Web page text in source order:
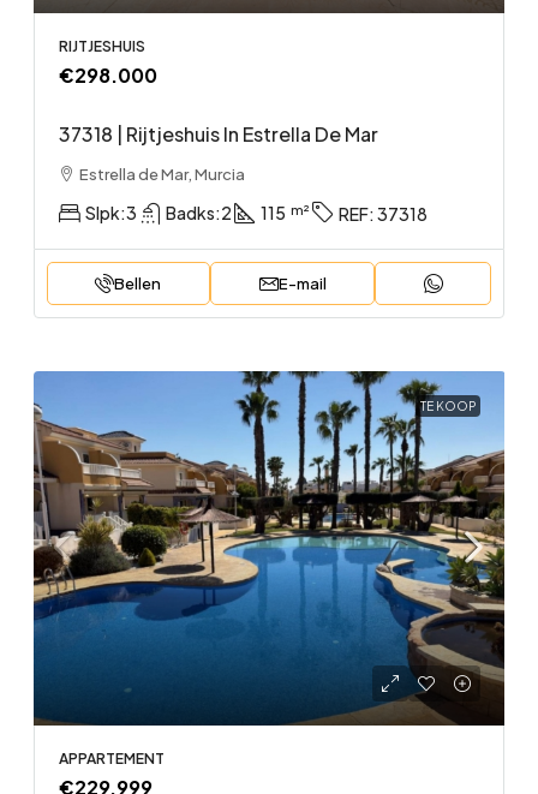
RIJTJESHUIS
€298.000
37318 | Rijtjeshuis In Estrella De Mar
Estrella de Mar, Murcia
Slpk:3 Badks:2 115 REF: 37318
Bellen E-mail
TE KOOP
APPARTEMENT
€229.999